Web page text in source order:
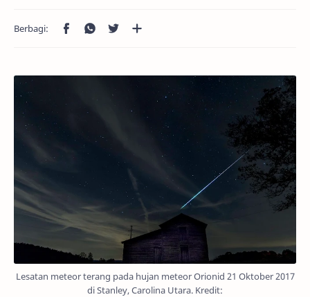
Lesatan meteor terang pada hujan meteor Orionid 21 Oktober 2017
di Stanley, Carolina Utara. Kredit: